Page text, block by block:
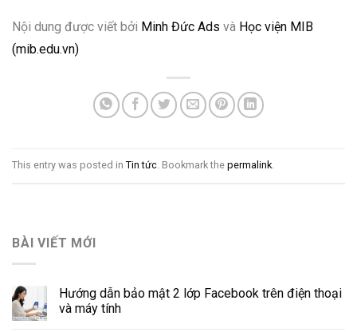
Nội dung được viết bởi Minh Đức Ads và Học viện MIB
(mib.edu.vn)
This entry was posted in Tin tức. Bookmark the permalink.
BÀI VIẾT MỚI
Hướng dẫn bảo mật 2 lớp Facebook trên điện thoại
và máy tính